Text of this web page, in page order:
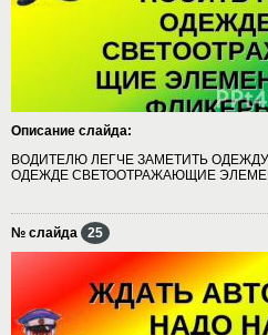
Описание слайда:
ВОДИТЕЛЮ ЛЕГЧЕ ЗАМЕТИТЬ
ОДЕЖДЕ СВЕТООТРАЖАЮЩИЕ
№ слайда 25